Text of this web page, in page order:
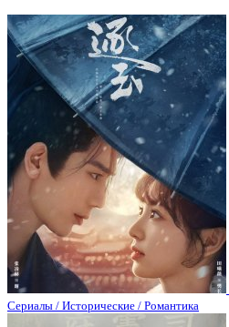
Сериалы / Исторические / Романтика